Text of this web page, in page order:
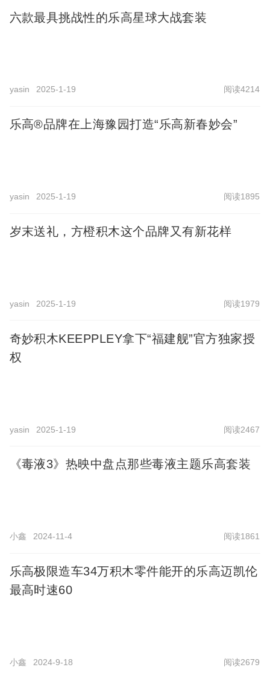
六款最具挑战性的乐高星球大战套装
yasin 2025-1-19 阅读4214
乐高®品牌在上海豫园打造“乐高新春妙会”
yasin 2025-1-19 阅读1895
岁末送礼，方橙积木这个品牌又有新花样
yasin 2025-1-19 阅读1979
奇妙积木KEEPPLEY拿下“福建舰”官方独家授
权
yasin 2025-1-19 阅读2467
《毒液3》热映中盘点那些毒液主题乐高套装
小鑫 2024-11-4 阅读1861
乐高极限造车34万积木零件能开的乐高迈凯伦
最高时速60
小鑫 2024-9-18 阅读2679